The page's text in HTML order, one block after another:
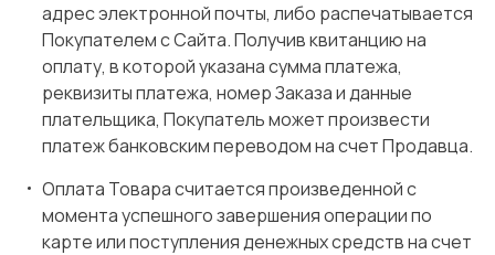
адрес электронной почты, либо распечатывается
Покупателем с Сайта. Получив квитанцию на
оплату, в которой указана сумма платежа,
реквизиты платежа, номер Заказа и данные
плательщика, Покупатель может произвести
платеж банковским переводом на счет Продавца.
Оплата Товара считается произведенной с
момента успешного завершения операции по
карте или поступления денежных средств на счет